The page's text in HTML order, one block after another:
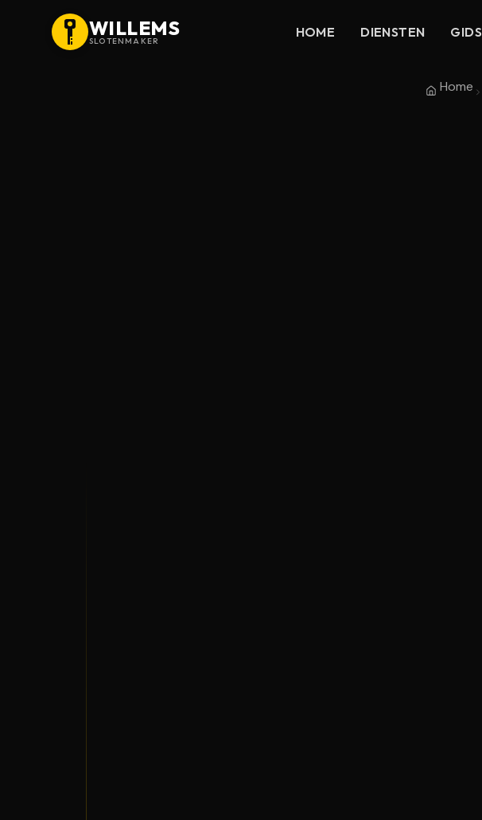
WILLEMS
SLOTENMAKER
HOME DIENSTEN GIDS
Home